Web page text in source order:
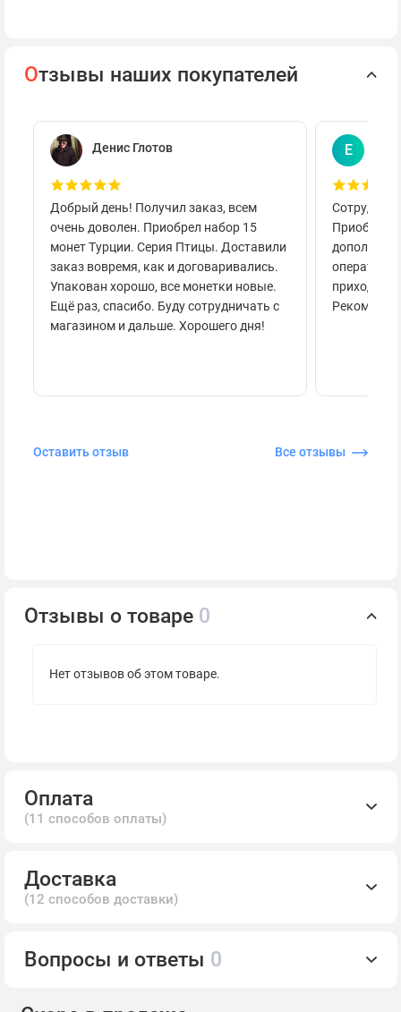
Отзывы наших покупателей
Денис Глотов
Добрый день! Получил заказ, всем
очень доволен. Приобрел набор 15
монет Турции. Серия Птицы. Доставили
заказ вовремя, как и договаривались.
Упакован хорошо, все монетки новые.
Ещё раз, спасибо. Буду сотрудничать с
магазином и дальше. Хорошего дня!
Е
приходило
Оставить отзыв Все отзывы
Отзывы о товаре 0
Нет отзывов об этом товаре.
Оплата
(11 способов оплаты)
Доставка
(12 способов доставки)
Вопросы и ответы 0